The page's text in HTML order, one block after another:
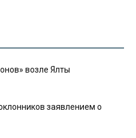
возле Ялты
заявлением о